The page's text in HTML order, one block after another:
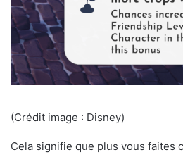
(Crédit image : Disney)
Cela signifie que plus vous faites